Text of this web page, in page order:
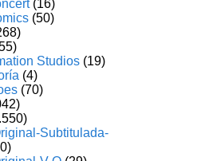
(16)
(50)
Studios (19)
(4)
(70)
Subtitulada-